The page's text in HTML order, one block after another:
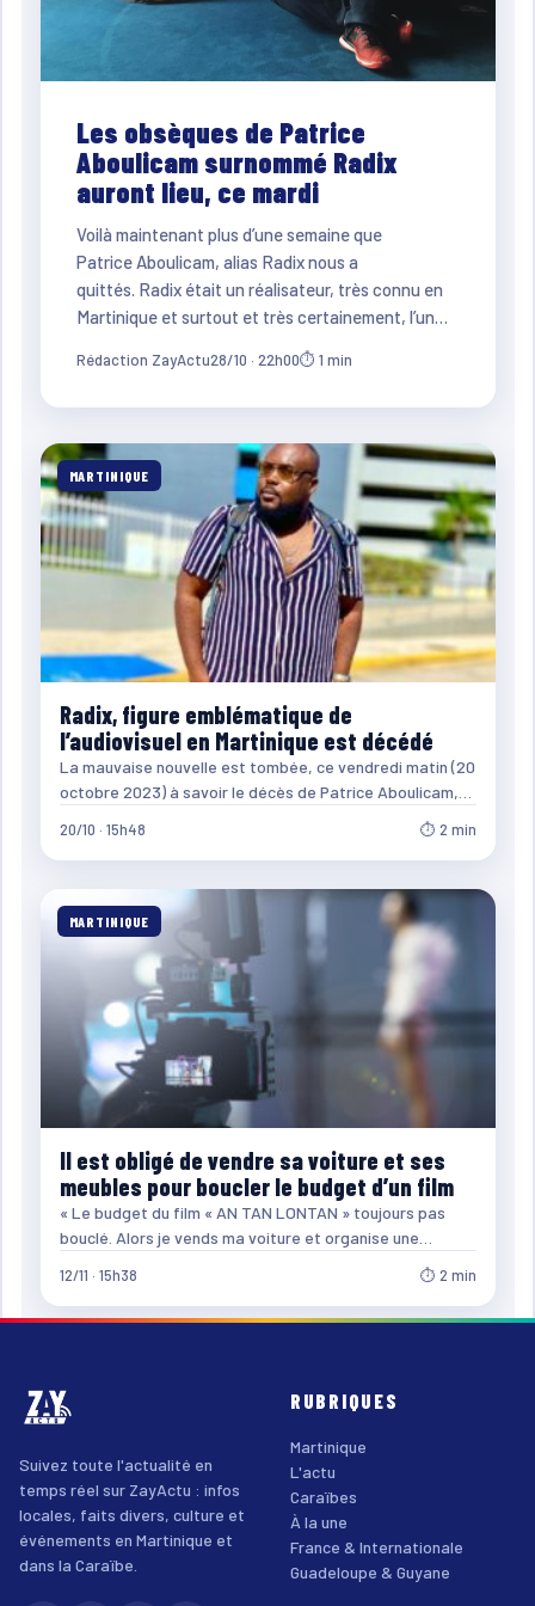
Les obsèques de Patrice
Aboulicam surnommé Radix
auront lieu, ce mardi
Voilà maintenant plus d’une semaine que
Patrice Aboulicam, alias Radix nous a
quittés. Radix était un réalisateur, très connu en
Martinique et surtout et très certainement, l’un…
Rédaction ZayActu28/10 · 22h00⏱ 1 min
MARTINIQUE
Radix, figure emblématique de
l’audiovisuel en Martinique est décédé
La mauvaise nouvelle est tombée, ce vendredi matin (20
octobre 2023) à savoir le décès de Patrice Aboulicam,…
20/10 · 15h48 ⏱ 2 min
MARTINIQUE
Il est obligé de vendre sa voiture et ses
meubles pour boucler le budget d’un film
« Le budget du film « AN TAN LONTAN » toujours pas
bouclé. Alors je vends ma voiture et organise une…
12/11 · 15h38 ⏱ 2 min
Suivez toute l'actualité en
temps réel sur ZayActu : infos
locales, faits divers, culture et
événements en Martinique et
dans la Caraïbe.
RUBRIQUES
Martinique
L'actu
Caraïbes
À la une
France & Internationale
Guadeloupe & Guyane